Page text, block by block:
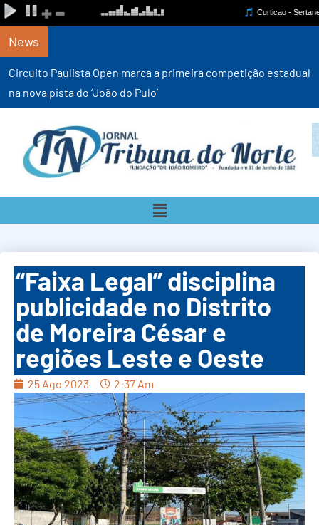
News
Circuito Paulista Open marca a primeira competição estadual
na nova pista do ‘João do Pulo’
“Faixa Legal” disciplina
publicidade no Distrito
de Moreira César e
regiões Leste e Oeste
25 Ago 2023 2:37 Am